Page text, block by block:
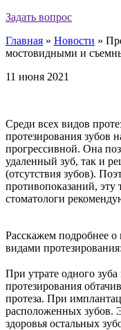
Задать вопрос
Главная » Новости »
мостовидными и
11 июня 2021
Среди всех видов
протезирования зубов
прогрессивной. Она
удаленный зуб, так и
(отсутствия зубов).
противопоказаний, эту
стоматологи
Расскажем подробнее
видами протезирования:
При утрате одного
протезирования
протеза. При
расположенных зубов.
здоровья остальных